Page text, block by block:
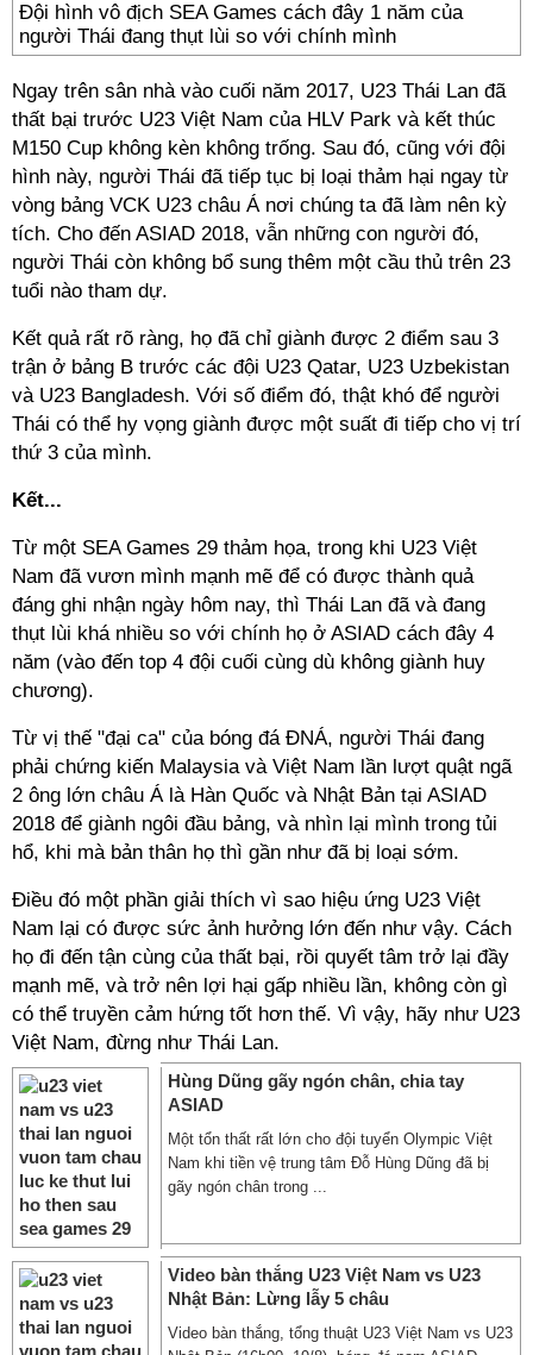
Đội hình vô địch SEA Games cách đây 1 năm của
người Thái đang thụt lùi so với chính mình
Ngay trên sân nhà vào cuối năm 2017, U23 Thái Lan đã
thất bại trước U23 Việt Nam của HLV Park và kết thúc
M150 Cup không kèn không trống. Sau đó, cũng với đội
hình này, người Thái đã tiếp tục bị loại thảm hại ngay từ
vòng bảng VCK U23 châu Á nơi chúng ta đã làm nên kỳ
tích. Cho đến ASIAD 2018, vẫn những con người đó,
người Thái còn không bổ sung thêm một cầu thủ trên 23
tuổi nào tham dự.
Kết quả rất rõ ràng, họ đã chỉ giành được 2 điểm sau 3
trận ở bảng B trước các đội U23 Qatar, U23 Uzbekistan
và U23 Bangladesh. Với số điểm đó, thật khó để người
Thái có thể hy vọng giành được một suất đi tiếp cho vị trí
thứ 3 của mình.
Kết...
Từ một SEA Games 29 thảm họa, trong khi U23 Việt
Nam đã vươn mình mạnh mẽ để có được thành quả
đáng ghi nhận ngày hôm nay, thì Thái Lan đã và đang
thụt lùi khá nhiều so với chính họ ở ASIAD cách đây 4
năm (vào đến top 4 đội cuối cùng dù không giành huy
chương).
Từ vị thế "đại ca" của bóng đá ĐNÁ, người Thái đang
phải chứng kiến Malaysia và Việt Nam lần lượt quật ngã
2 ông lớn châu Á là Hàn Quốc và Nhật Bản tại ASIAD
2018 để giành ngôi đầu bảng, và nhìn lại mình trong tủi
hổ, khi mà bản thân họ thì gần như đã bị loại sớm.
Điều đó một phần giải thích vì sao hiệu ứng U23 Việt
Nam lại có được sức ảnh hưởng lớn đến như vậy. Cách
họ đi đến tận cùng của thất bại, rồi quyết tâm trở lại đầy
mạnh mẽ, và trở nên lợi hại gấp nhiều lần, không còn gì
có thể truyền cảm hứng tốt hơn thế. Vì vậy, hãy như U23
Việt Nam, đừng như Thái Lan.
Hùng Dũng gãy ngón chân, chia tay
ASIAD
Một tổn thất rất lớn cho đội tuyển Olympic Việt
Nam khi tiền vệ trung tâm Đỗ Hùng Dũng đã bị
gãy ngón chân trong ...
Video bàn thắng U23 Việt Nam vs U23
Nhật Bản: Lừng lẫy 5 châu
Video bàn thắng, tổng thuật U23 Việt Nam vs U23